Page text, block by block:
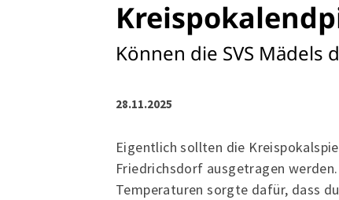
Können die SVS Mädels
28.11.2025
Eigentlich sollten die
Friedrichsdorf ausgetragen
Temperaturen sorgte dafür, dass